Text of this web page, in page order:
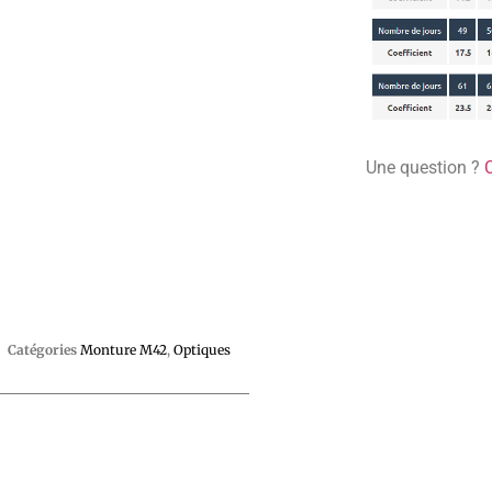
Une question ?
Catégories Monture M42, Optiques